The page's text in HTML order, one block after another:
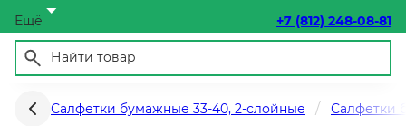
Ещё +7 (812) 248-08-81
Салфетки бумажные 33-40, 2-слойные Салфетки